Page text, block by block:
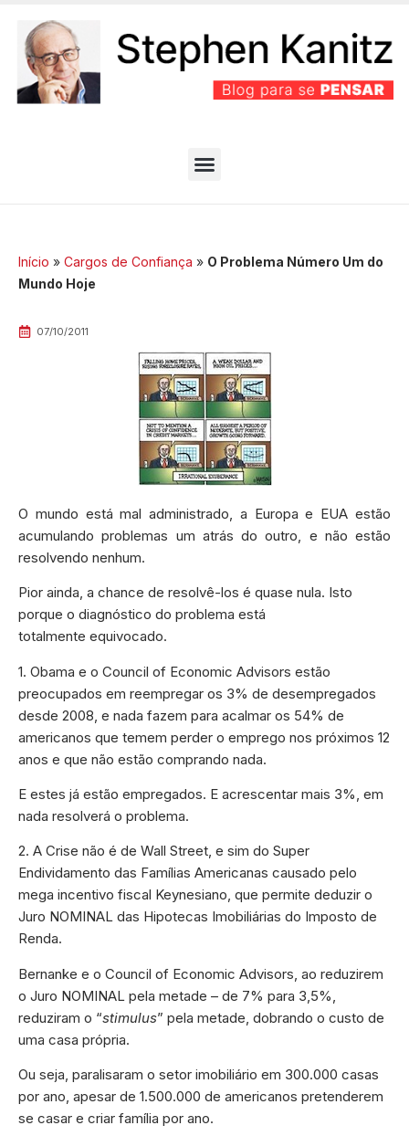
Início » Cargos de Confiança » O Problema Número Um do
Mundo Hoje
07/10/2011
O mundo está mal administrado, a Europa e EUA estão
acumulando problemas um atrás do outro, e não estão
resolvendo nenhum.
Pior ainda, a chance de resolvê-los é quase nula. Isto
porque o diagnóstico do problema está
totalmente equivocado.
1. Obama e o Council of Economic Advisors estão
preocupados em reempregar os 3% de desempregados
desde 2008, e nada fazem para acalmar os 54% de
americanos que temem perder o emprego nos próximos 12
anos e que não estão comprando nada.
E estes já estão empregados. E acrescentar mais 3%, em
nada resolverá o problema.
2. A Crise não é de Wall Street, e sim do Super
Endividamento das Famílias Americanas causado pelo
mega incentivo fiscal Keynesiano, que permite deduzir o
Juro NOMINAL das Hipotecas Imobiliárias do Imposto de
Renda.
Bernanke e o Council of Economic Advisors, ao reduzirem
o Juro NOMINAL pela metade – de 7% para 3,5%,
reduziram o “stimulus” pela metade, dobrando o custo de
uma casa própria.
Ou seja, paralisaram o setor imobiliário em 300.000 casas
por ano, apesar de 1.500.000 de americanos pretenderem
se casar e criar família por ano.